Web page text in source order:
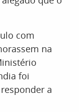
com
na
foi
a